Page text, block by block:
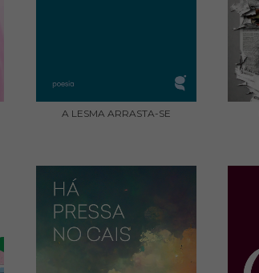
A LESMA ARRASTA-SE